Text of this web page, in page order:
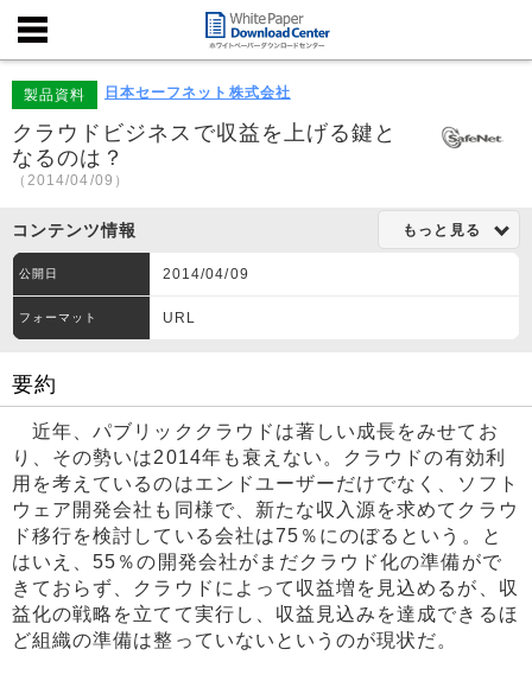
製品資料 日本セーフネット株式会社
クラウドビジネスで収益を上げる鍵と
なるのは？
（2014/04/09）
コンテンツ情報 もっと見る
公開日 2014/04/09
フォーマット URL
要約
近年、パブリッククラウドは著しい成長をみせてお
り、その勢いは2014年も衰えない。クラウドの有効利
用を考えているのはエンドユーザーだけでなく、ソフト
ウェア開発会社も同様で、新たな収入源を求めてクラウ
ド移行を検討している会社は75％にのぼるという。と
はいえ、55％の開発会社がまだクラウド化の準備がで
きておらず、クラウドによって収益増を見込めるが、収
益化の戦略を立てて実行し、収益見込みを達成できるほ
ど組織の準備は整っていないというのが現状だ。